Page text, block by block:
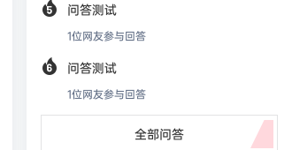
问答测试
1位网友参与回答
问答测试
1位网友参与回答
全部问答